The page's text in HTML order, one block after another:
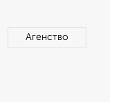
Агенство